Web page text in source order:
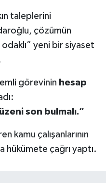
taleplerini
çözümün
yeni bir siyaset
görevinin hesap
son bulmalı.”
kamu çalışanlarının
hükümete çağrı yaptı.